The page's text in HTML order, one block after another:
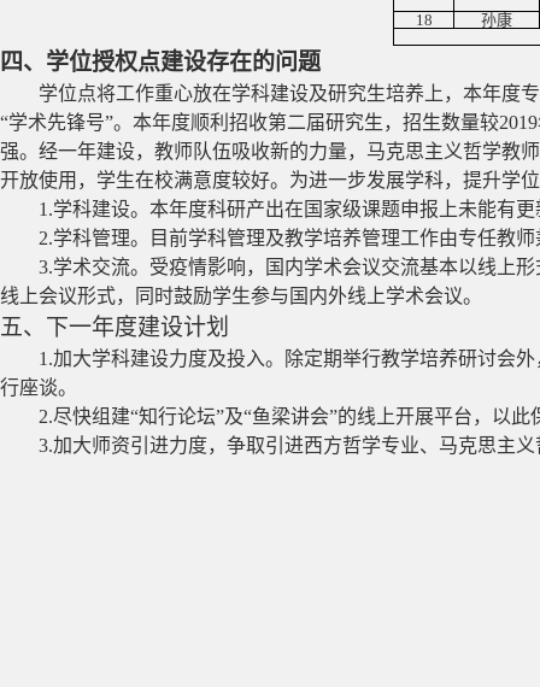
18
孙康
四、学位授权点建设存在的问题
学位点将工作重心放在学科建设及研究生培养上，本年度
“学术先锋号”。本年度顺利招收第二届研究生，招生数量较2019
强。经一年建设，教师队伍吸收新的力量，马克思主义哲学教
开放使用，学生在校满意度较好。为进一步发展学科，提升学
1.学科建设。本年度科研产出在国家级课题申报上未能有
2.学科管理。目前学科管理及教学培养管理工作由专任教
3.学术交流。受疫情影响，国内学术会议交流基本以线上
线上会议形式，同时鼓励学生参与国内外线上学术会议。
五、下一年度建设计划
1.加大学科建设力度及投入。除定期举行教学培养研讨会
行座谈。
2.尽快组建“知行论坛”及“鱼梁讲会”的线上开展平台，以
3.加大师资引进力度，争取引进西方哲学专业、马克思主